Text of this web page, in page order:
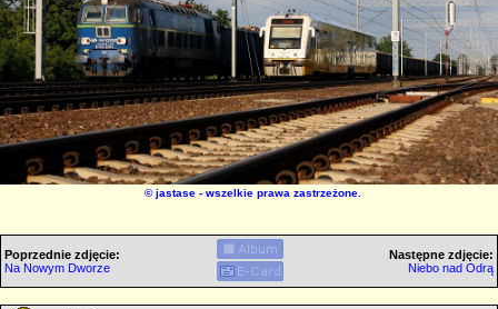
©jastase- wszelkie prawa zastrzeżone.
Poprzednie zdjęcie:
Na Nowym Dworze
Następne zdjęcie:
Niebo nad Odrą